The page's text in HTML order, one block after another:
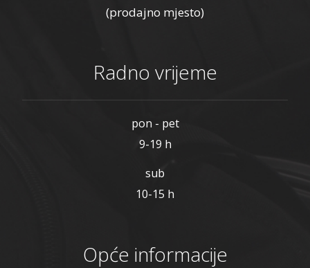
(prodajno mjesto)
Radno vrijeme
pon - pet
9-19 h
sub
10-15 h
Opće informacije